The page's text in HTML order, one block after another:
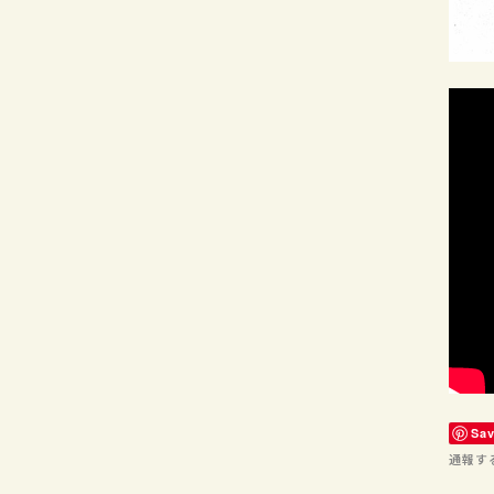
通報す